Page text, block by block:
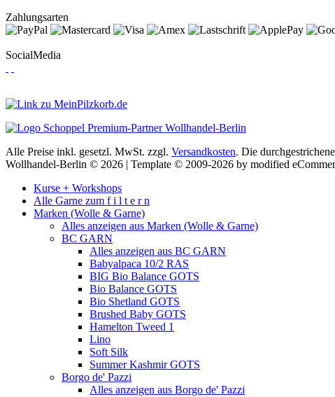
Zahlungsarten
SocialMedia
Alle Preise inkl. gesetzl. MwSt. zzgl. Versandkosten. Die
Wollhandel-Berlin © 2026 | Template © 2009-2026 by modified
Kurse + Workshops
Alle Garne zum f i l t e r n
Marken (Wolle & Garne)
Alles anzeigen aus Marken (Wolle & Garne)
BC GARN
Alles anzeigen aus BC GARN
Babyalpaca 10/2 RAS
BIG Bio Balance GOTS
Bio Balance GOTS
Bio Shetland GOTS
Brushed Baby GOTS
Hamelton Tweed 1
Lino
Soft Silk
Summer Kashmir GOTS
Borgo de' Pazzi
Alles anzeigen aus Borgo de' Pazzi